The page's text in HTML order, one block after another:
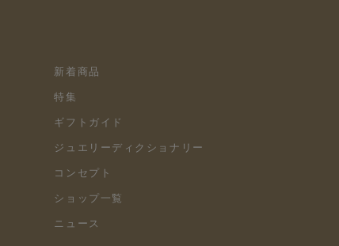
新着商品
特集
ギフトガイド
ジュエリーディクショナリー
コンセプト
ショップ一覧
ニュース